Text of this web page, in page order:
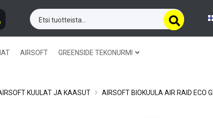
AIRSOFT GREENSIDE TEKONURMI
KUULAT JA KAASUT AIRSOFT BIOKUULA AIR RAID ECO